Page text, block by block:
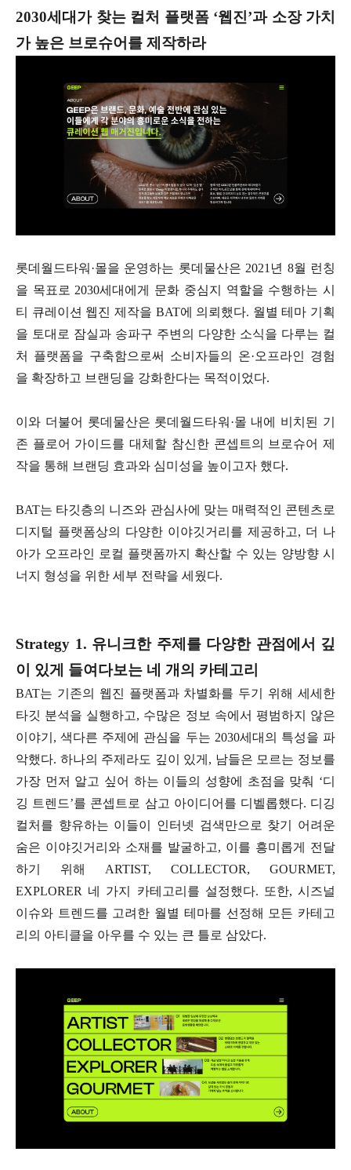
2030세대가 찾는 컬처 플랫폼 ‘웹진’과 소장 가치
가 높은 브로슈어를 제작하라
롯데월드타워·몰을 운영하는 롯데물산은 2021년 8월 런칭
을 목표로 2030세대에게 문화 중심지 역할을 수행하는 시
티 큐레이션 웹진 제작을 BAT에 의뢰했다. 월별 테마 기획
을 토대로 잠실과 송파구 주변의 다양한 소식을 다루는 컬
처 플랫폼을 구축함으로써 소비자들의 온·오프라인 경험
을 확장하고 브랜딩을 강화한다는 목적이었다.
이와 더불어 롯데물산은 롯데월드타워·몰 내에 비치된 기
존 플로어 가이드를 대체할 참신한 콘셉트의 브로슈어 제
작을 통해 브랜딩 효과와 심미성을 높이고자 했다.
BAT는 타깃층의 니즈와 관심사에 맞는 매력적인 콘텐츠로
디지털 플랫폼상의 다양한 이야깃거리를 제공하고, 더 나
아가 오프라인 로컬 플랫폼까지 확산할 수 있는 양방향 시
너지 형성을 위한 세부 전략을 세웠다.
Strategy 1. 유니크한 주제를 다양한 관점에서 깊
이 있게 들여다보는 네 개의 카테고리
BAT는 기존의 웹진 플랫폼과 차별화를 두기 위해 세세한
타깃 분석을 실행하고, 수많은 정보 속에서 평범하지 않은
이야기, 색다른 주제에 관심을 두는 2030세대의 특성을 파
악했다. 하나의 주제라도 깊이 있게, 남들은 모르는 정보를
가장 먼저 알고 싶어 하는 이들의 성향에 초점을 맞춰 ‘디
깅 트렌드’를 콘셉트로 삼고 아이디어를 디벨롭했다. 디깅
컬처를 향유하는 이들이 인터넷 검색만으로 찾기 어려운
숨은 이야깃거리와 소재를 발굴하고, 이를 흥미롭게 전달
하기 위해 ARTIST, COLLECTOR, GOURMET,
EXPLORER 네 가지 카테고리를 설정했다. 또한, 시즈널
이슈와 트렌드를 고려한 월별 테마를 선정해 모든 카테고
리의 아티클을 아우를 수 있는 큰 틀로 삼았다.